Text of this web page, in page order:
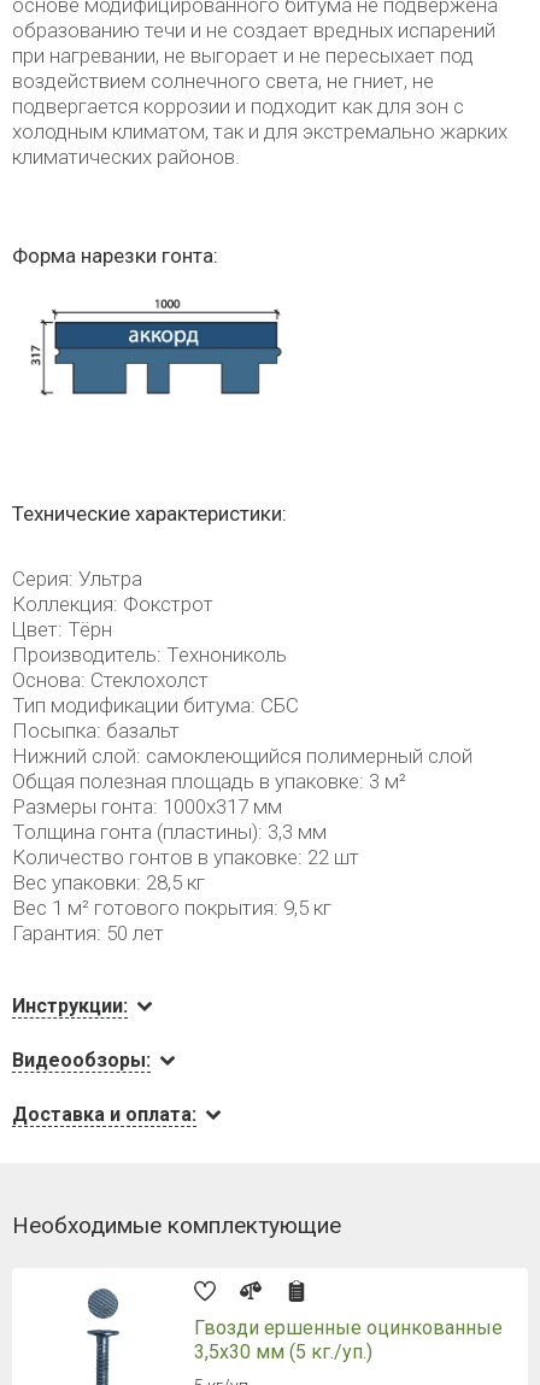
образованию течи и не создает вредных испарений
при нагревании, не выгорает и не пересыхает под
воздействием солнечного света, не гниет, не
подвергается коррозии и подходит как для зон с
холодным климатом, так и для экстремально жарких
климатических районов.
Форма нарезки гонта:
Технические характеристики:
Серия: Ультра
Коллекция: Фокстрот
Цвет: Тёрн
Производитель: Технониколь
Основа: Стеклохолст
Тип модификации битума: СБС
Посыпка: базальт
Нижний слой: самоклеющийся полимерный слой
Общая полезная площадь в упаковке: 3 м²
Размеры гонта: 1000х317 мм
Толщина гонта (пластины): 3,3 мм
Количество гонтов в упаковке: 22 шт
Вес упаковки: 28,5 кг
Вес 1 м² готового покрытия: 9,5 кг
Гарантия: 50 лет
Инструкции:
Видеообзоры:
Доставка и оплата:
Необходимые комплектующие
Гвозди ершенные оцинкованные
3,5х30 мм (5 кг./уп.)